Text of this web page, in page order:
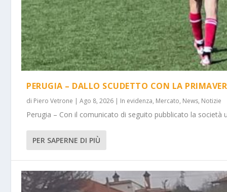
PERUGIA – DALLO SCUDETTO CON LA
di Piero Vetrone |Ago 8, 2026 | In evidenza, Mercato, News, Notizie
Perugia – Con il comunicato di seguito pubblicato la società
PER SAPERNE DI PIÙ